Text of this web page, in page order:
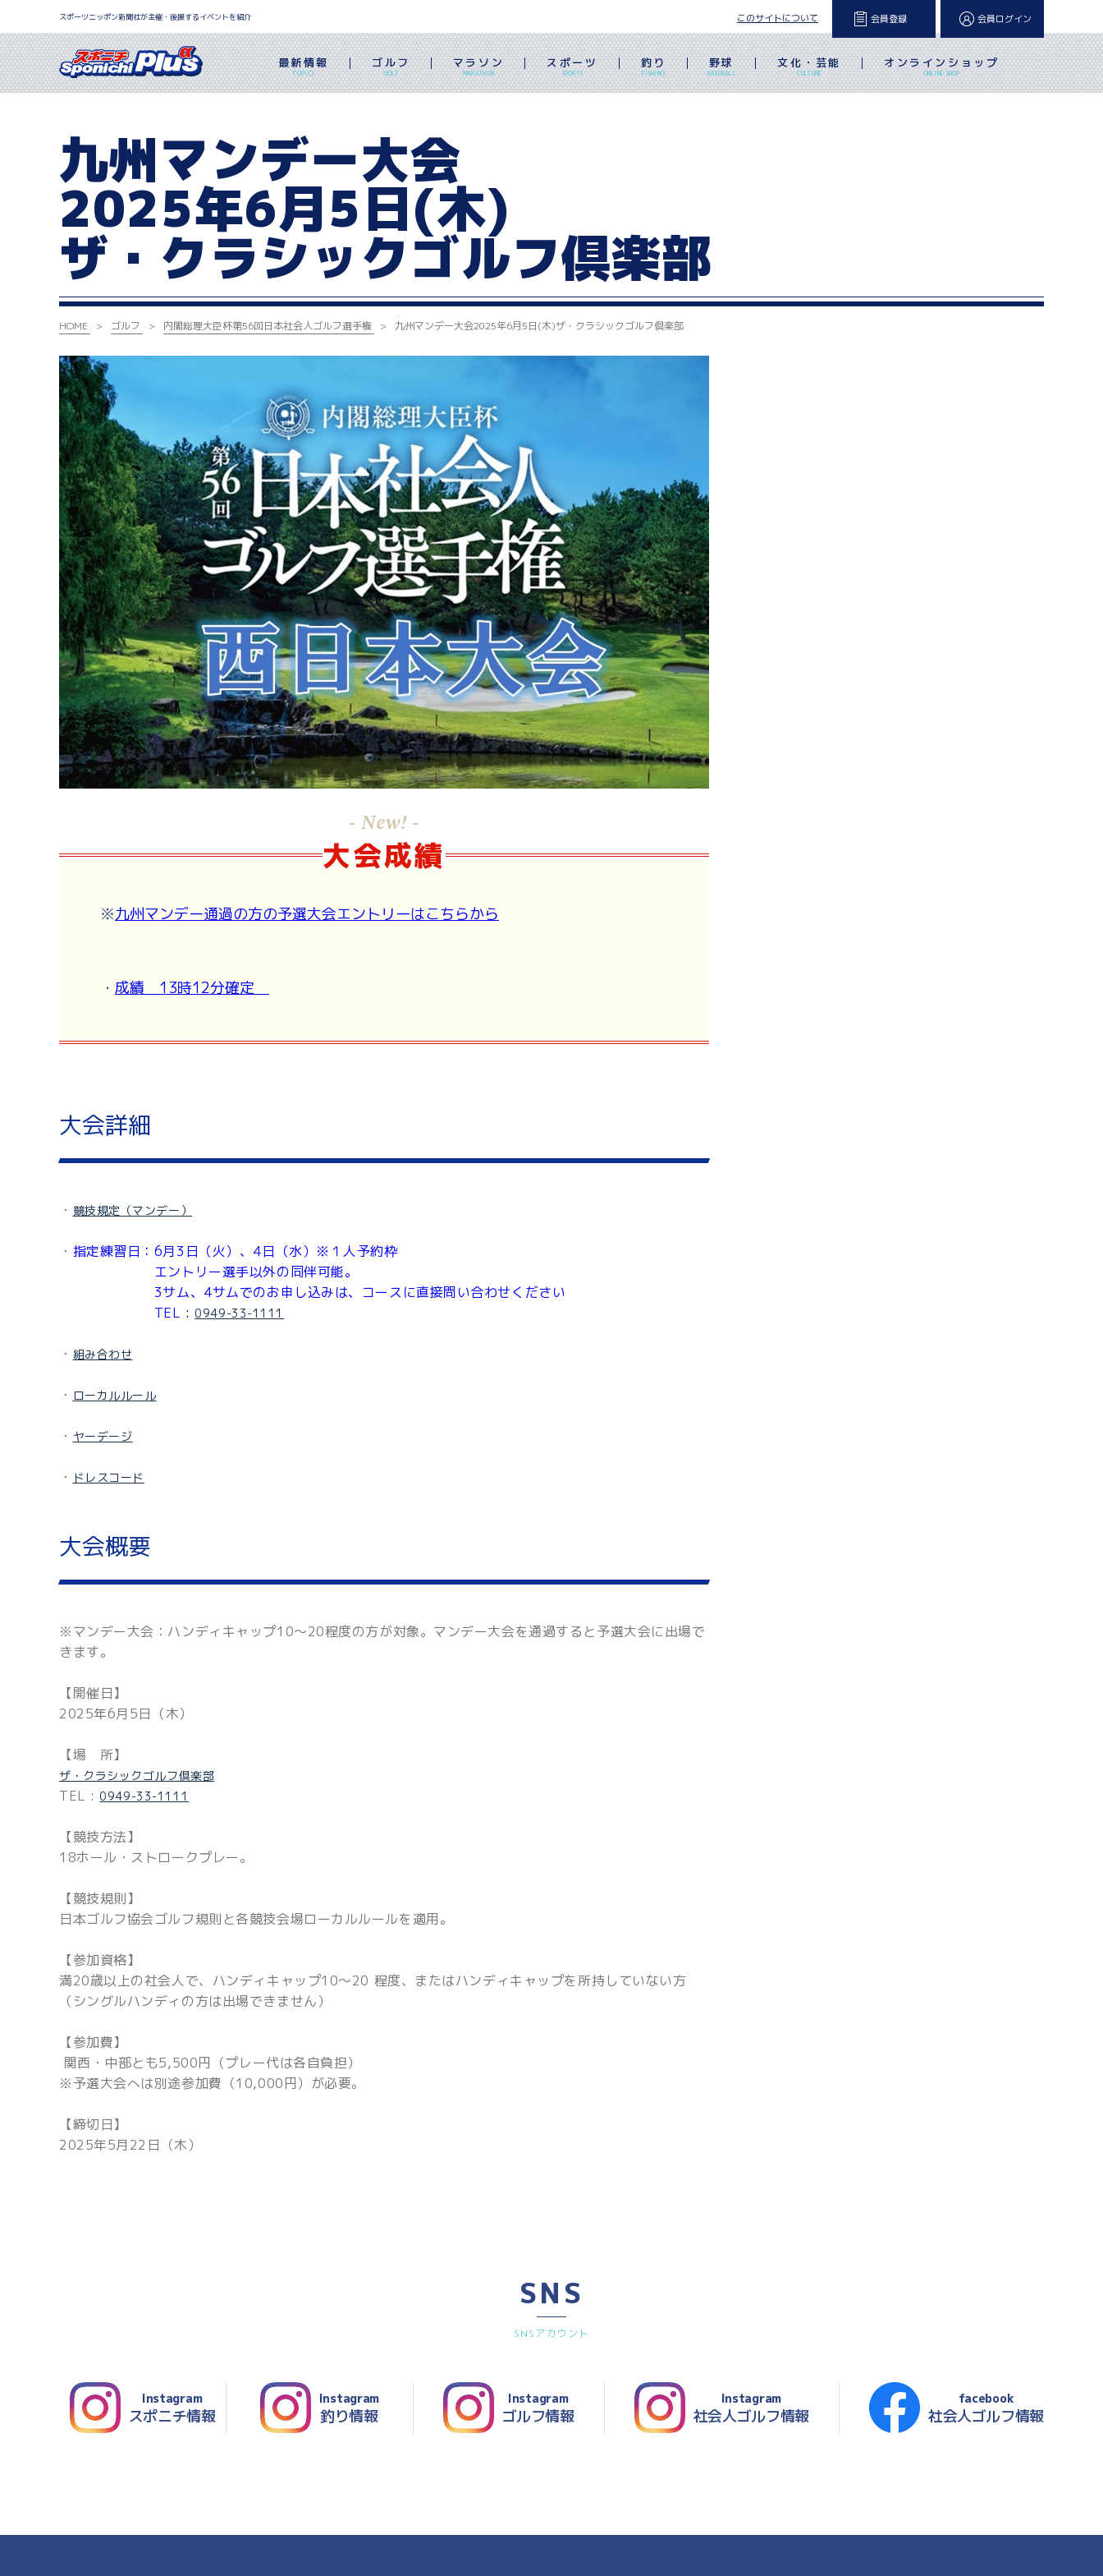
スポーツニッポン新聞社が主催・後援するイベントを紹介 このサイトについて 会員登録 会員ログイン
最新情報
TOPICS
ゴルフ
GOLF
マラソン
MARATHON
スポーツ
SPORTS
釣り
FISHING
野球
BASEBALL
文化・芸能
CULTURE
オンラインショップ
ONLINE SHOP
九州マンデー大会
2025年6月5日(木)
ザ・クラシックゴルフ倶楽部
HOME ゴルフ 内閣総理大臣杯第56回日本社会人ゴルフ選手権 九州マンデー大会2025年6月5日(木)ザ・クラシックゴルフ倶楽部
- New! -
大会成績
※九州マンデー通過の方の予選大会エントリーはこちらから
・ 成績 13時12分確定
大会詳細
・ 競技規定（マンデー）
・ 指定練習日：6月3日（火）、4日（水）※１人予約枠
エントリー選手以外の同伴可能。
3サム、4サムでのお申し込みは、コースに直接問い合わせください
TEL : 0949-33-1111
・ 組み合わせ
・ ローカルルール
・ ヤーデージ
・ ドレスコード
大会概要
※マンデー大会：ハンディキャップ10～20程度の方が対象。マンデー大会を通過すると予選大会に出場で
きます。
【開催日】
2025年6月5日（木）
【場 所】
ザ・クラシックゴルフ倶楽部
TEL : 0949-33-1111
【競技方法】
18ホール・ストロークプレー。
【競技規則】
日本ゴルフ協会ゴルフ規則と各競技会場ローカルルールを適用。
【参加資格】
満20歳以上の社会人で、ハンディキャップ10～20 程度、またはハンディキャップを所持していない方
（シングルハンディの方は出場できません）
【参加費】
関西・中部とも5,500円（プレー代は各自負担）
※予選大会へは別途参加費（10,000円）が必要。
【締切日】
2025年5月22日（木）
SNS
SNSアカウント
Instagram
スポニチ情報
Instagram
釣り情報
Instagram
ゴルフ情報
Instagram
社会人ゴルフ情報
facebook
社会人ゴルフ情報